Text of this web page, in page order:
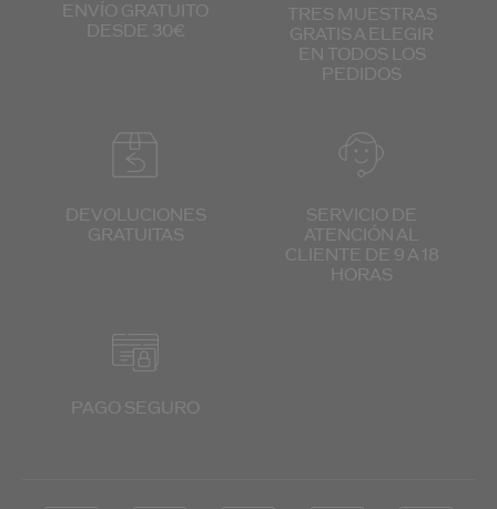
ENVÍO GRATUITO
DESDE 30€
TRES MUESTRAS
GRATIS A ELEGIR
EN TODOS
LOS
PEDIDOS
DEVOLUCIONES
GRATUITAS
SERVICIO DE
ATENCIÓN AL
CLIENTE DE 9 A 18
HORAS
PAGO SEGURO